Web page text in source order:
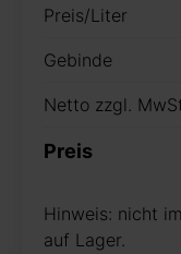
Preis/Liter
Gebinde
Netto zzgl.
Preis
Hinweis: nicht
auf Lager.